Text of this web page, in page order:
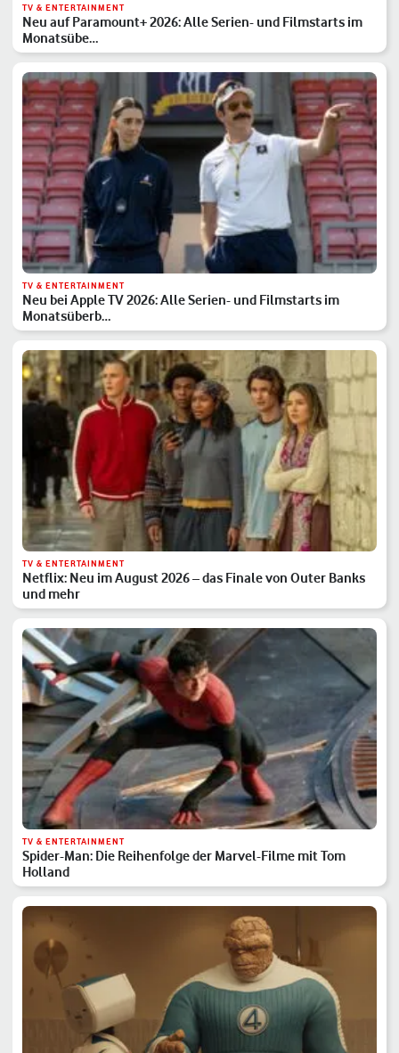
TV & ENTERTAINMENT
Neu auf Paramount+ 2026: Alle Serien- und Filmstarts im
Monatsübe…
TV & ENTERTAINMENT
Neu bei Apple TV 2026: Alle Serien- und Filmstarts im
Monatsüberb…
TV & ENTERTAINMENT
Netflix: Neu im August 2026 – das Finale von Outer Banks
und mehr
TV & ENTERTAINMENT
Spider-Man: Die Reihenfolge der Marvel-Filme mit Tom
Holland